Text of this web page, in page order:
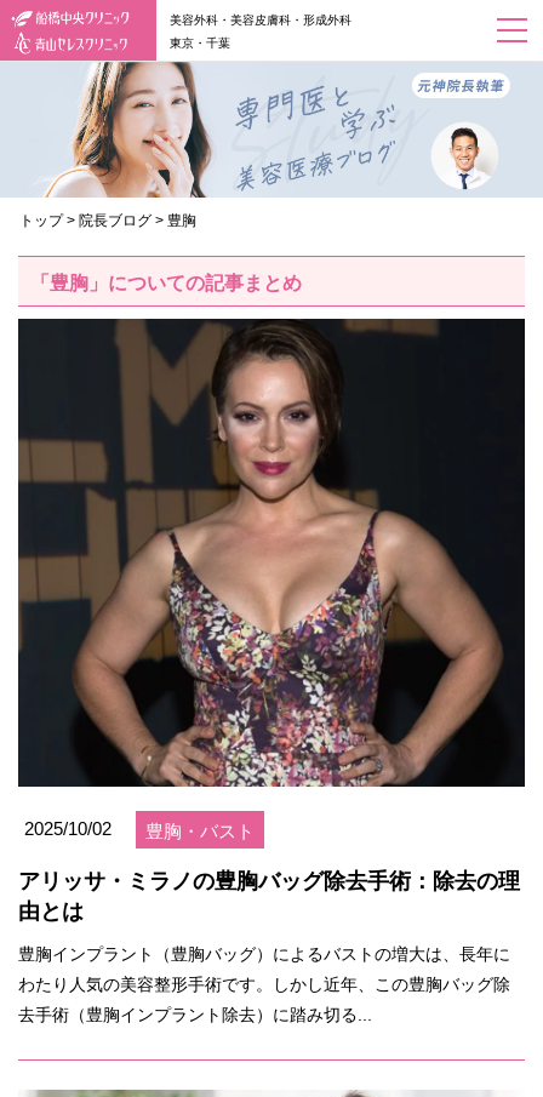
美容外科・美容皮膚科・形成外科
東京・千葉
トップ > 院長ブログ > 豊胸
「豊胸」についての記事まとめ
2025/10/02 豊胸・バスト
アリッサ・ミラノの豊胸バッグ除去手術：除去の理
由とは
豊胸インプラント（豊胸バッグ）によるバストの増大は、長年に
わたり人気の美容整形手術です。しかし近年、この豊胸バッグ除
去手術（豊胸インプラント除去）に踏み切る...